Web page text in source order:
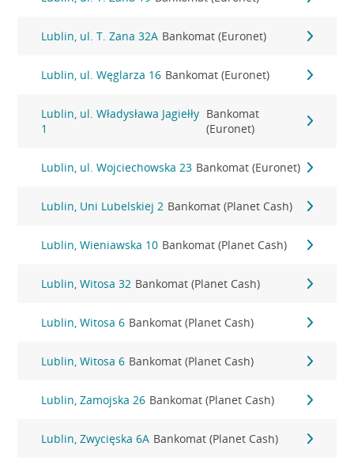
Lublin, ul. T. Zana 32A Bankomat (Euronet)
Lublin, ul. Węglarza 16 Bankomat (Euronet)
Lublin, ul. Władysława Jagiełły
1
Bankomat
(Euronet)
Lublin, ul. Wojciechowska 23 Bankomat (Euronet)
Lublin, Uni Lubelskiej 2 Bankomat (Planet Cash)
Lublin, Wieniawska 10 Bankomat (Planet Cash)
Lublin, Witosa 32 Bankomat (Planet Cash)
Lublin, Witosa 6 Bankomat (Planet Cash)
Lublin, Witosa 6 Bankomat (Planet Cash)
Lublin, Zamojska 26 Bankomat (Planet Cash)
Lublin, Zwycięska 6A Bankomat (Planet Cash)